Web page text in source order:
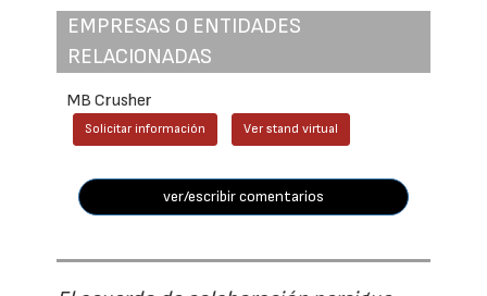
EMPRESAS O ENTIDADES
RELACIONADAS
MB Crusher
Solicitar información Ver stand virtual
ver/escribir comentarios